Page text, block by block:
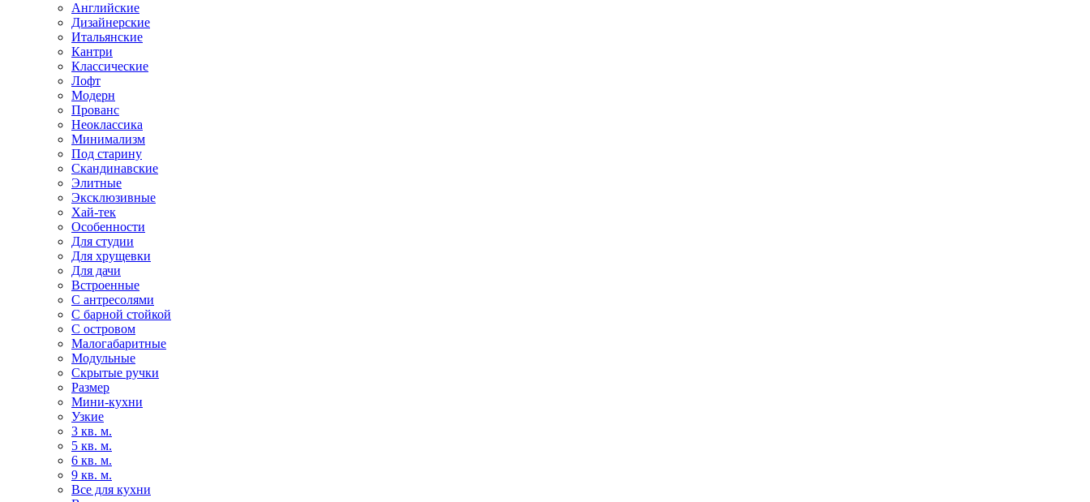
Английские
Дизайнерские
Итальянские
Кантри
Классические
Лофт
Модерн
Прованс
Неоклассика
Минимализм
Под старину
Скандинавские
Элитные
Эксклюзивные
Хай-тек
Особенности
Для студии
Для хрущевки
Для дачи
Встроенные
С антресолями
С барной стойкой
С островом
Малогабаритные
Модульные
Скрытые ручки
Размер
Мини-кухни
Узкие
3 кв. м.
5 кв. м.
6 кв. м.
9 кв. м.
Все для кухни